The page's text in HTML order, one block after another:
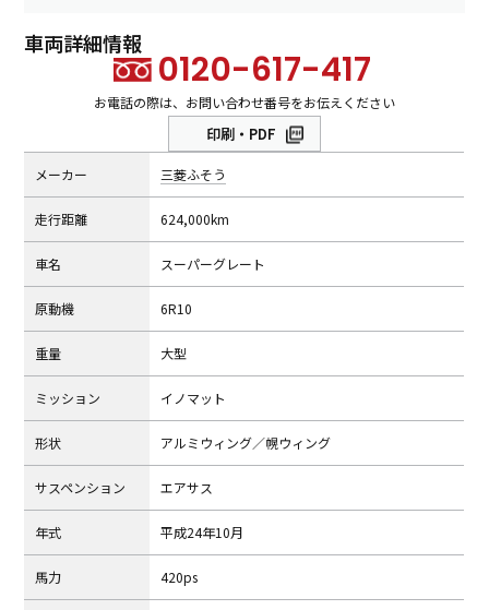
車両詳細情報
メーカー 三菱ふそう
⾛⾏距離 624,000km
⾞名 スーパーグレート
原動機 6R10
重量 大型
ミッション イノマット
形状 アルミウィング／幌ウィング
サスペンション エアサス
年式 平成24年10月
⾺⼒ 420ps
0120-617-417
お電話の際は、お問い合わせ番号をお伝えください
印刷・PDF